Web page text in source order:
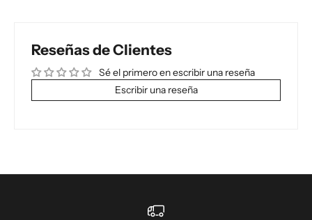
Reseñas de Clientes
Sé el primero en escribir una reseña
Escribir una reseña